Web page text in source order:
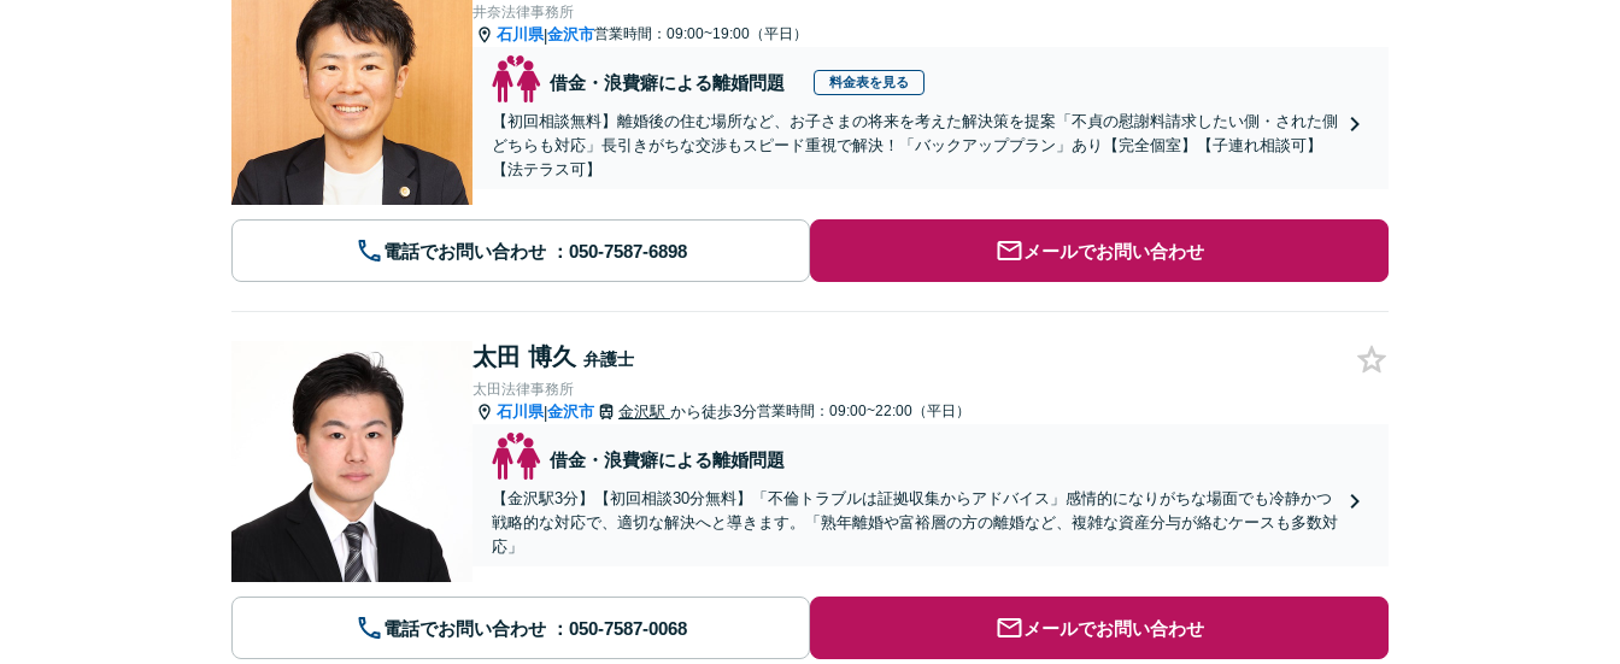
井奈法律事務所
石川県|金沢市営業時間：09:00~19:00（平日）
借金・浪費癖による離婚問題 料金表を見る
【初回相談無料】離婚後の住む場所など、お子さまの将来を考えた解決策を提案「不貞の慰謝料請求したい側・された側
どちらも対応」長引きがちな交渉もスピード重視で解決！「バックアッププラン」あり【完全個室】【子連れ相談可】
【法テラス可】
電話でお問い合わせ メールでお問い合わせ
太田 博久 弁護士
太田法律事務所
石川県|金沢市 金沢駅 から徒歩3分営業時間：09:00~22:00（平日）
借金・浪費癖による離婚問題
【金沢駅3分】【初回相談30分無料】「不倫トラブルは証拠収集からアドバイス」感情的になりがちな場面でも冷静かつ
戦略的な対応で、適切な解決へと導きます。「熟年離婚や富裕層の方の離婚など、複雑な資産分与が絡むケースも多数対
応」
電話でお問い合わせ メールでお問い合わせ